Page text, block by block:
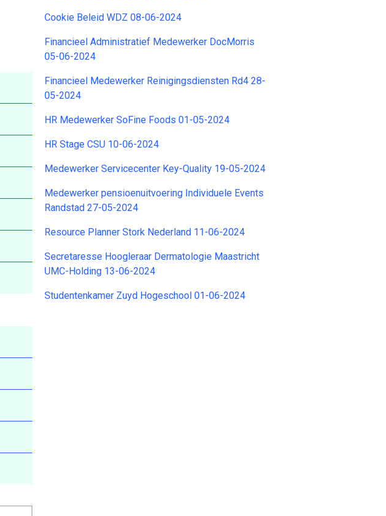
Cookie Beleid WDZ 08-06-2024
Financieel Administratief Medewerker DocMorris
05-06-2024
Financieel Medewerker Reinigingsdiensten Rd4 28-
05-2024
HR Medewerker SoFine Foods 01-05-2024
HR Stage CSU 10-06-2024
Medewerker Servicecenter Key-Quality 19-05-2024
Medewerker pensioenuitvoering Individuele Events
Randstad 27-05-2024
Resource Planner Stork Nederland 11-06-2024
Secretaresse Hoogleraar Dermatologie Maastricht
UMC-Holding 13-06-2024
Studentenkamer Zuyd Hogeschool 01-06-2024